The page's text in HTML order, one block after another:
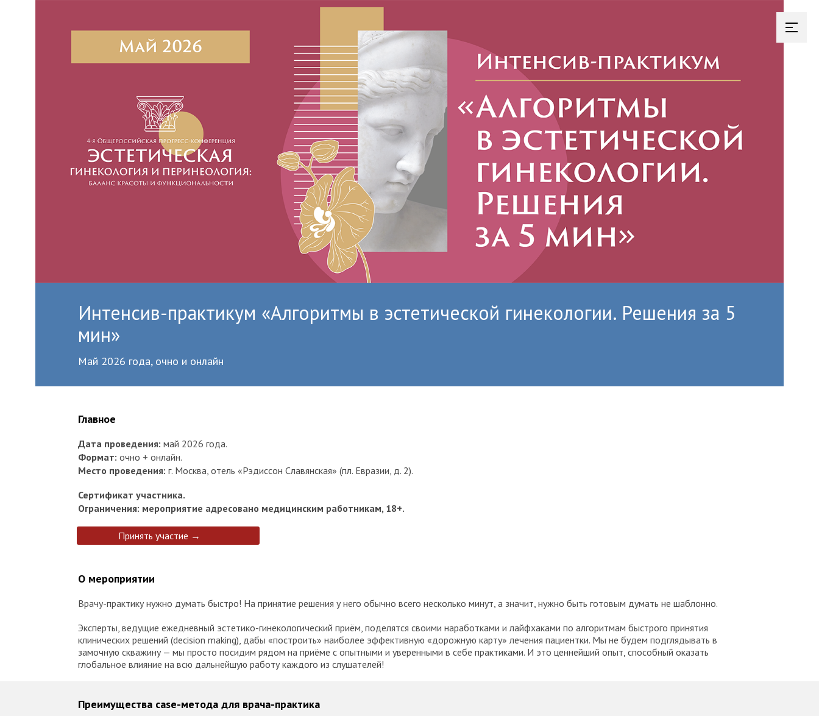
Интенсив-практикум «Алгоритмы в эстетической гинекологии. Решения за 5
мин»
Май 2026 года, очно и онлайн
Главное
Дата проведения: май 2026 года.
Формат: очно + онлайн.
Место проведения: г. Москва, отель «Рэдиссон Славянская» (пл. Евразии, д. 2).
Сертификат участника.
Ограничения: мероприятие адресовано медицинским работникам, 18+.
Принять участие →
О мероприятии
Врачу-практику нужно думать быстро! На принятие решения у него обычно всего несколько минут, а значит, нужно быть готовым думать не шаблонно.
Эксперты, ведущие ежедневный эстетико-гинекологический приём, поделятся своими наработками и лайфхаками по алгоритмам быстрого принятия
клинических решений (decision making), дабы «построить» наиболее эффективную «дорожную карту» лечения пациентки. Мы не будем подглядывать в
замочную скважину — мы просто посидим рядом на приёме с опытными и уверенными в себе практиками. И это ценнейший опыт, способный оказать
глобальное влияние на всю дальнейшую работу каждого из слушателей!
Преимущества case-метода для врача-практика